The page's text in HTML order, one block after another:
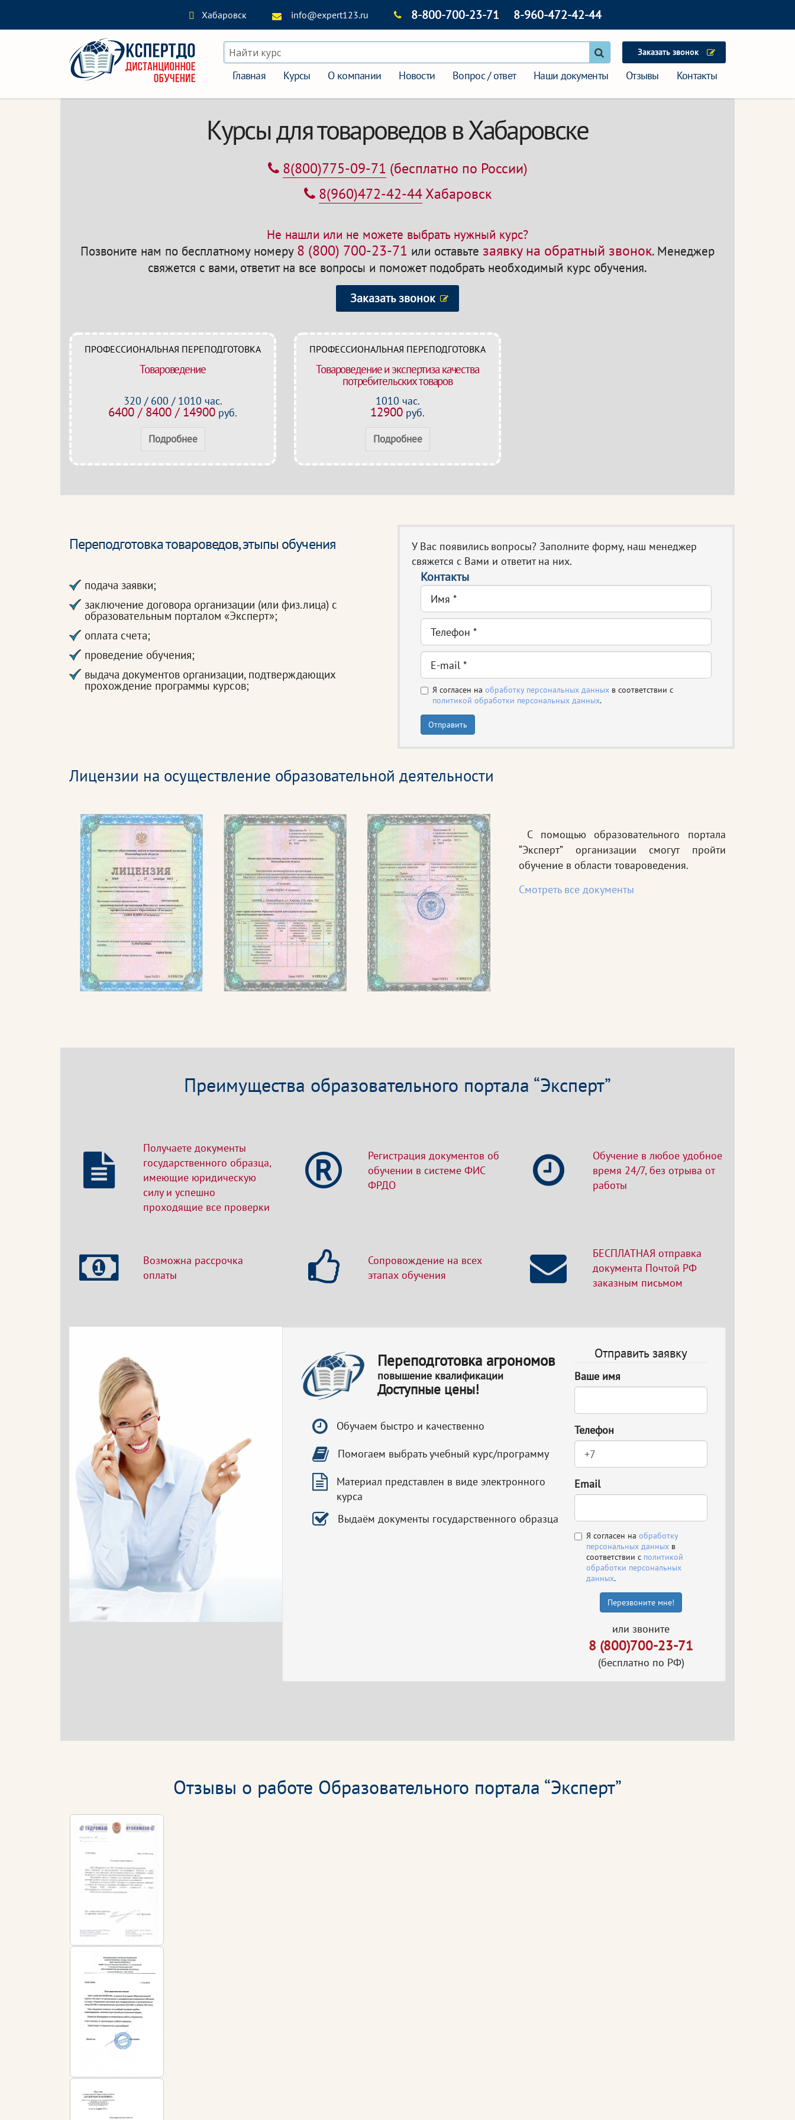
Хабаровск info@expert123.ru 8-800-700-23-71 8-960-472-42-44
Найти курс Заказать звонок
Главная Курсы О компании Новости Вопрос / ответ Наши документы Отзывы Контакты
Курсы для товароведов в Хабаровске
8(800)775-09-71 (бесплатно по России)
8(960)472-42-44Хабаровск
Не нашли или не можете выбрать нужный курс?
Позвоните нам по бесплатному номеру 8 (800) 700-23-71 или оставьте заявку на обратный звонок.Менеджер
свяжется с вами, ответит на все вопросы и поможет подобрать необходимый курс обучения.
Заказать звонок
ПРОФЕССИОНАЛЬНАЯ ПЕРЕПОДГОТОВКА
Товароведение
320 / 600 / 1010 час.
6400 / 8400 / 14900 руб.
Подробнее
ПРОФЕССИОНАЛЬНАЯ ПЕРЕПОДГОТОВКА
Товароведение и экспертиза качества
потребительских товаров
1010 час.
12900 руб.
Подробнее
Переподготовка товароведов, этыпы обучения
подача заявки;
заключение договора организации (или физ.лица) с
образовательным порталом «Эксперт»;
оплата счета;
проведение обучения;
выдача документов организации, подтверждающих
прохождение программы курсов;
У Вас появились вопросы? Заполните форму, наш менеджер
свяжется с Вами и ответит на них.
Контакты
Я согласен на обработку персональных данных в соответствии с
политикой обработки персональных данных.
Отправить
Лицензии на осуществление образовательной деятельности
С помощью образовательного портала
“Эксперт” организации смогут пройти
обучение в области товароведения.
Смотреть все документы
Преимущества образовательного портала “Эксперт”
Получаете документы
государственного образца,
имеющие юридическую
силу и успешно
проходящие все проверки
Регистрация документов об
обучении в системе ФИС
ФРДО
Обучение в любое удобное
время 24/7, без отрыва от
работы
Возможна рассрочка
оплаты
Сопровождение на всех
этапах обучения
БЕСПЛАТНАЯ отправка
документа Почтой РФ
заказным письмом
Переподготовка агрономов
повышение квалификации
Доступные цены!
Обучаем быстро и качественно
Помогаем выбрать учебный курс/программу
Материал представлен в виде электронного
курса
Выдаём документы государственного образца
Отправить заявку
Ваше имя
Телефон
Email
Я согласен на обработку
персональных данных в
соответствии с политикой
обработки персональных
данных.
Перезвоните мне!
или звоните
8 (800)700-23-71
(бесплатно по РФ)
Отзывы о работе Образовательного портала “Эксперт”